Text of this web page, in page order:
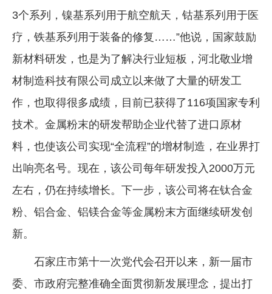
3个系列，镍基系列用于航空航天，钴基系列用于医
疗，铁基系列用于装备的修复……”他说，国家鼓励
新材料研发，也是为了解决行业短板，河北敬业增
材制造科技有限公司成立以来做了大量的研发工
作，也取得很多成绩，目前已获得了116项国家专利
技术。金属粉末的研发帮助企业代替了进口原材
料，也使该公司实现“全流程”的增材制造，在业界打
出响亮名号。现在，该公司每年研发投入2000万元
左右，仍在持续增长。下一步，该公司将在钛合金
粉、铝合金、铝镁合金等金属粉末方面继续研发创
新。
石家庄市第十一次党代会召开以来，新一届市
委、市政府完整准确全面贯彻新发展理念，提出打